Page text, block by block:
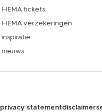
HEMA tickets
HEMA verzekeringen
inspiratie
nieuws
privacy statementdisclaimer